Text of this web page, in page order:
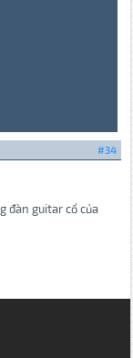
#34
đàn guitar cổ của